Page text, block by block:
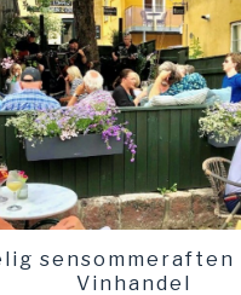
sensommeraften
Vinhandel